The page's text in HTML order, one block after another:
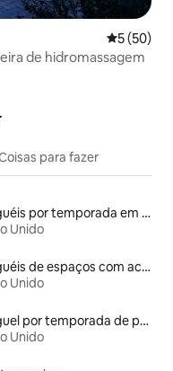
5 de uma
5 (50)
de hidromassagem
para fazer
Aluguéis por temporada em albergue
Unido
Aluguéis de espaços com acesso direto a pistas de esqui
Unido
Aluguel por temporada de prédios religiosos
Unido